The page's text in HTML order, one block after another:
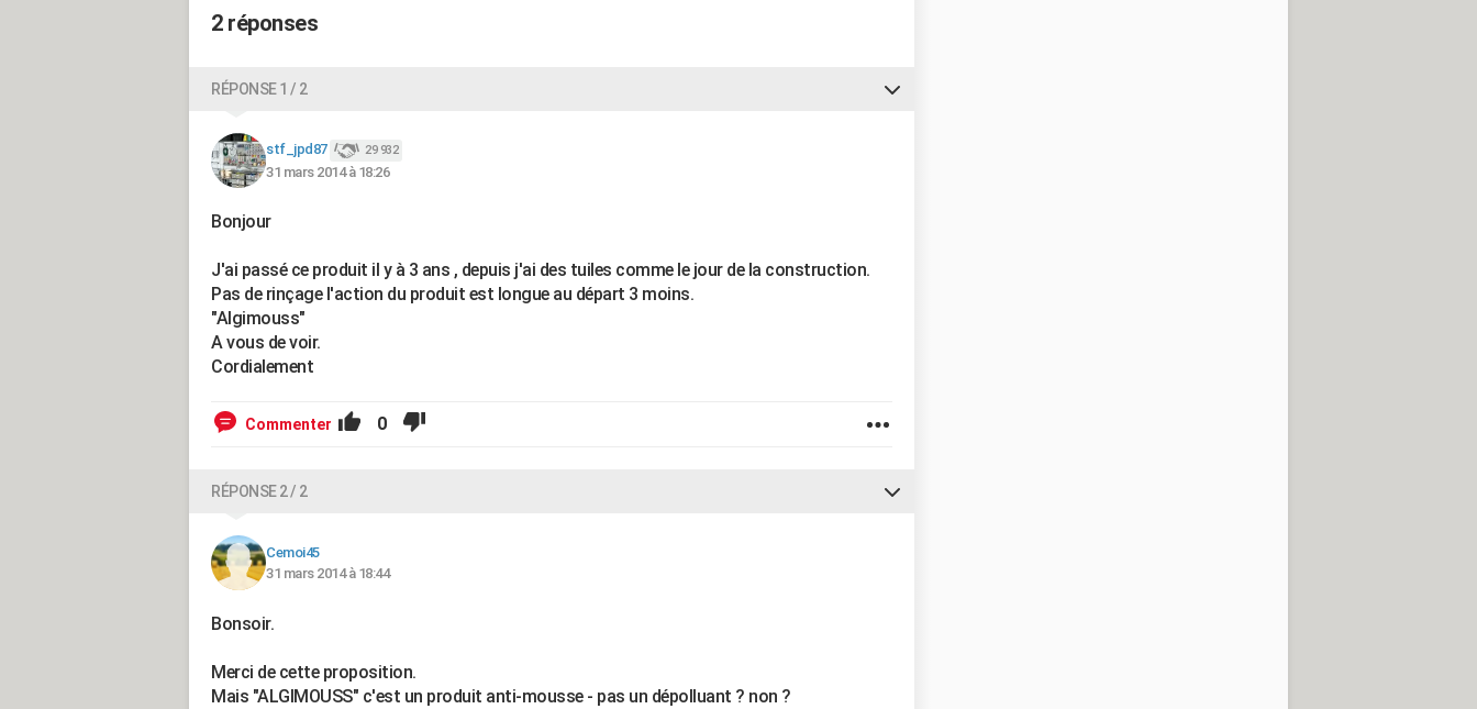
2 réponses
RÉPONSE 1 / 2
stf_jpd87 29 932
31 mars 2014 à 18:26
Bonjour
J'ai passé ce produit il y à 3 ans , depuis j'ai des tuiles comme le jour de la construction.
Pas de rinçage l'action du produit est longue au départ 3 moins.
"Algimouss"
A vous de voir.
Cordialement
Commenter 0
RÉPONSE 2 / 2
Cemoi45
31 mars 2014 à 18:44
Bonsoir.
Merci de cette proposition.
Mais "ALGIMOUSS" c'est un produit anti-mousse - pas un dépolluant ? non ?